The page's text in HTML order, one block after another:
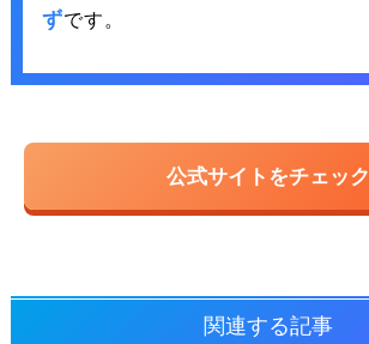
ずです。
公式サイトをチェック
関連する記事